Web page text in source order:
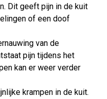
Dit geeft pijn in de kuit
of een doof
van de
pijn tijdens het
kan er weer verder
krampen in de kuit.